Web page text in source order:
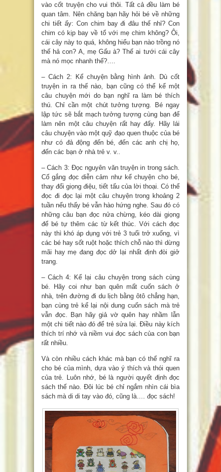
vào cốt truyện cho vui thôi. Tất cả đều làm bé
quan tâm. Nên chăng bạn hãy hỏi bé về những
chi tiết ấy: Con chim bay đi đâu thế nhỉ? Con
chim có kịp bay về tổ với mẹ chim không? Ôi,
cái cây này to quá, không hiểu bạn nào trồng nó
thế hả con? A, mẹ Gấu à? Thế ai tưới cái cây
mà nó mọc nhanh thế?….
– Cách 2: Kể chuyện bằng hình ảnh. Dù cốt
truyện in ra thế nào, bạn cũng có thể kể một
câu chuyện mới do bạn nghĩ ra làm bé thích
thú. Chỉ cần một chút tưởng tượng. Bé ngay
lập tức sẽ bắt mạch tưởng tượng cùng bạn để
làm nên một câu chuyện rất hay đấy. Hãy lái
câu chuyện vào một quỹ đạo quen thuộc của bé
như có đả động đến bé, đến các anh chị họ,
đến các bạn ở nhà trẻ v. v..
– Cách 3: Đọc nguyên văn truyện in trong sách.
Cố gắng đọc diễn cảm như kể chuyện cho bé,
thay đổi giọng điệu, tiết tấu của lời thoại. Có thể
đọc đi đọc lại một câu chuyện trong khoảng 2
tuần nếu thấy bé vẫn hào hứng nghe. Sau đó có
những câu bạn đọc nửa chừng, kéo dài giọng
để bé tự thêm các từ kết thúc. Với cách đọc
này thì khó áp dụng với trẻ 3 tuổi trở xuống, vì
các bé hay sốt ruột hoặc thích chỗ nào thì dừng
mãi hay mẹ đang đọc dở lại nhất định đòi giở
trang.
– Cách 4: Kể lại câu chuyện trong sách cùng
bé. Hãy coi như bạn quên mất cuốn sách ở
nhà, trên đường đi du lịch bằng ôtô chẳng hạn,
bạn cùng trẻ kể lại nội dung cuốn sách mà trẻ
vẫn đọc. Bạn hãy giả vờ quên hay nhầm lẫn
một chi tiết nào đó để trẻ sửa lại. Điều này kích
thích trí nhớ và niềm vui đọc sách của con bạn
rất nhiều.
Và còn nhiều cách khác mà bạn có thể nghĩ ra
cho bé của mình, dựa vào ý thích và thói quen
của trẻ. Luôn nhớ, bé là người quyết định đọc
sách thế nào. Đôi lúc bé chỉ ngắm nhìn cái bìa
sách mà di di tay vào đó, cũng là…. đọc sách!